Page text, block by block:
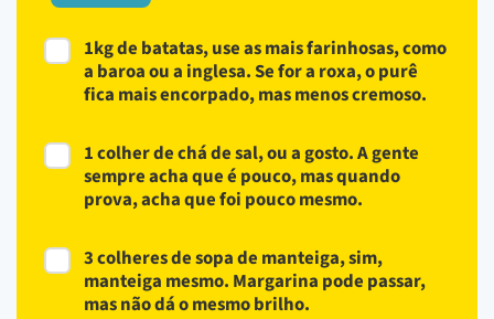
1kg de batatas, use as mais farinhosas, como
a baroa ou a inglesa. Se for a roxa, o purê
fica mais encorpado, mas menos cremoso.
1 colher de chá de sal, ou a gosto. A gente
sempre acha que é pouco, mas quando
prova, acha que foi pouco mesmo.
3 colheres de sopa de manteiga, sim,
manteiga mesmo. Margarina pode passar,
mas não dá o mesmo brilho.